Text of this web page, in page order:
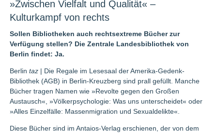
»Zwischen Vielfalt und Qualität« –
Kulturkampf von rechts
Sollen Bibliotheken auch rechtsextreme Bücher zur
Verfügung stellen? Die Zentrale Landesbibliothek von
Berlin findet: Ja.
Berlin taz | Die Regale im Lesesaal der Amerika-Gedenk-
Bibliothek (AGB) in Berlin-Kreuzberg sind prall gefüllt. Manche
Bücher tragen Namen wie »Revolte gegen den Großen
Austausch«, »Völkerpsychologie: Was uns unterscheidet« oder
»Alles Einzelfälle: Massenmigration und Sexualdelikte«.
Diese Bücher sind im Antaios-Verlag erschienen, der von dem